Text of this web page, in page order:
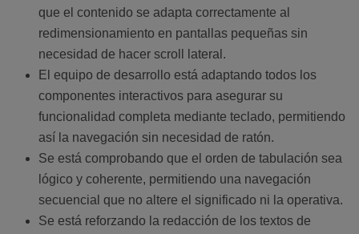
que el contenido se adapta correctamente al
redimensionamiento en pantallas pequeñas sin
necesidad de hacer scroll lateral.
El equipo de desarrollo está adaptando todos los
componentes interactivos para asegurar su
funcionalidad completa mediante teclado, permitiendo
así la navegación sin necesidad de ratón.
Se está comprobando que el orden de tabulación sea
lógico y coherente, permitiendo una navegación
secuencial que no altere el significado ni la operativa.
Se está reforzando la redacción de los textos de